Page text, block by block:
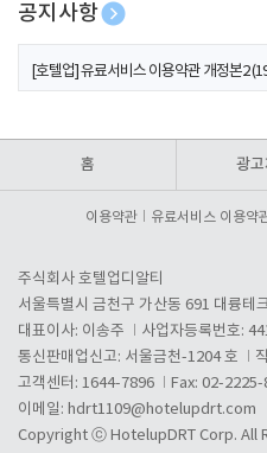
공지사항
[호텔업] 개인정보 처리방침 개정본1
[호텔업] 유료서비스 이용약관 개정본2
홈 광
이용약관 유료서비스 이용약
주식회사 호텔업디알티
서울특별시 금천구 가산동 691 대륭테
대표이사: 이송주
사업자등록번호:
통신판매업신고: 서울금천-1204 호
고객센터: 1644-7896
Fax: 02-2225-
이메일: hdrt1109@hotelupdrt.com
Copyright ⓒ HotelupDRT Corp. All